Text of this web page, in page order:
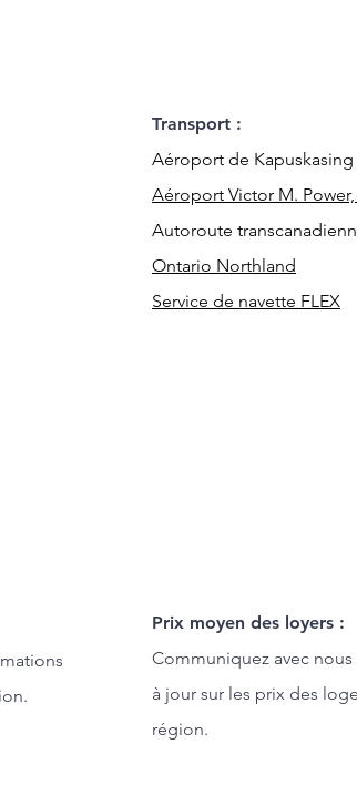
Transport :
Aéroport de Kapuskasing
Aéroport Victor M. Power,
Autoroute
Ontario Northland
Service de navette FLEX
Prix moyen des loyers :
Communiquez avec
à jour sur les prix des
région.